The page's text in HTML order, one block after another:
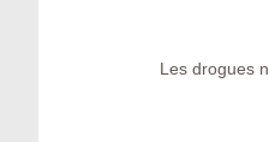
Les drogues